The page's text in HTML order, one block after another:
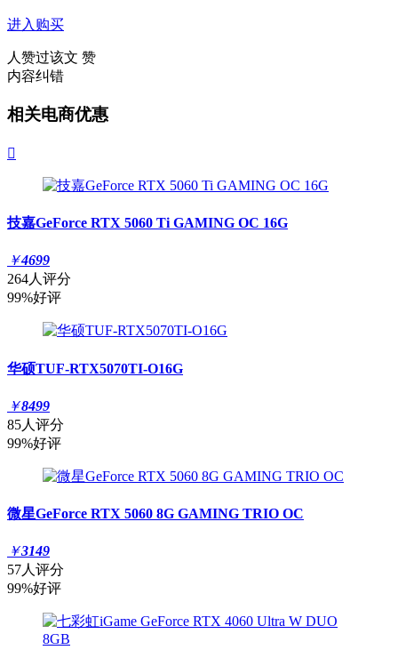
进入购买
人赞过该文 赞
内容纠错
相关电商优惠

技嘉GeForce RTX 5060 Ti GAMING OC 16G
￥4699
264人评分
99%好评
华硕TUF-RTX5070TI-O16G
￥8499
85人评分
99%好评
微星GeForce RTX 5060 8G GAMING TRIO OC
￥3149
57人评分
99%好评